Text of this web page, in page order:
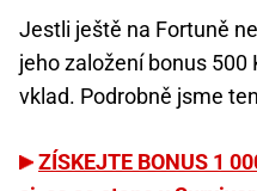
Jestli ještě na Fortuně
jeho založení bonus 500
vklad. Podrobně jsme
ZÍSKEJTE BONUS 1